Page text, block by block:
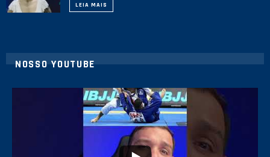
LEIA MAIS
NOSSO YOUTUBE